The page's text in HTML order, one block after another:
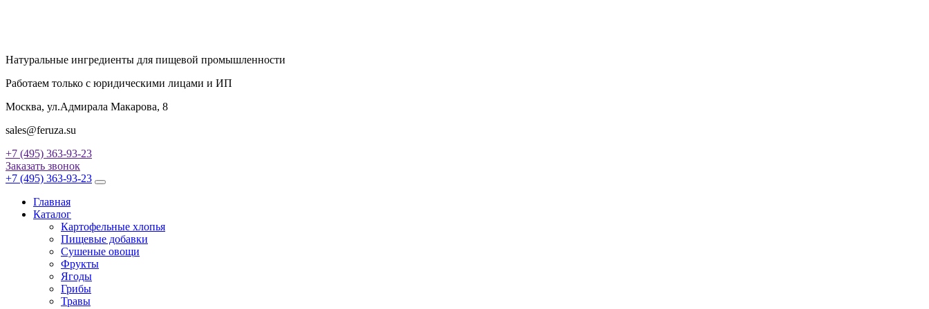
Натуральные ингредиенты для пищевой промышленности
Работаем только с юридическими лицами и ИП
Москва, ул.Адмирала Макарова, 8
sales@feruza.su
+7 (495) 363-93-23
Заказать звонок
+7 (495) 363-93-23
Главная
Каталог
Картофельные хлопья
Пищевые добавки
Сушеные овощи
Фрукты
Ягоды
Грибы
Травы